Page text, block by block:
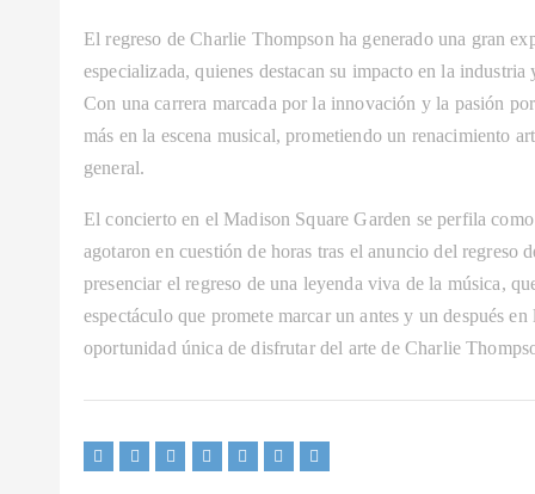
El regreso de Charlie Thompson ha generado una gran
especializada, quienes destacan su impacto en la
Con una carrera marcada por la innovación y la pasión
más en la escena musical, prometiendo un renacimiento
general.
El concierto en el Madison Square Garden se perfila
agotaron en cuestión de horas tras el anuncio del
presenciar el regreso de una leyenda viva de la música,
espectáculo que promete marcar un antes y un después
oportunidad única de disfrutar del arte de Charlie